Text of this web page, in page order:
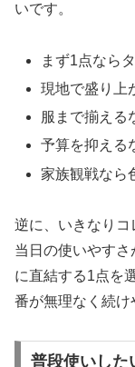
いです。
まず1点なら
現地で盛り上
服まで揃える
予算を抑える
家族観戦なら
逆に、いきなりコ
当日の使いやす
に直結する1点を
番が無理なく続け
普段使いした